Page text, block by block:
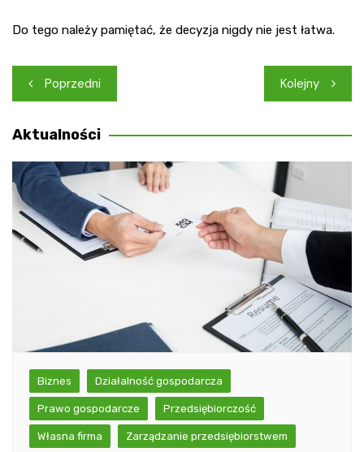
Do tego należy pamiętać, że decyzja nigdy nie jest łatwa.
Nawigacja
wpisu
Poprzedni Kolejny
Aktualności
Biznes Działalność gospodarcza
Prawo gospodarcze Przedsiębiorczość
Własna firma Zarządzanie przedsiębiorstwem